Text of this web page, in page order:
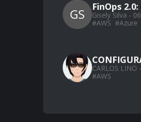
GS FinOps
Gisely Silva -
#AWS #Azure
CARLOS LINO
#AWS